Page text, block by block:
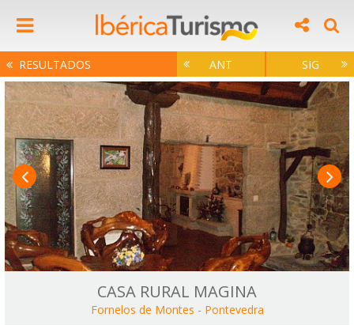
RESULTADOS ANT SIG
CASA RURAL MAGINA
Fornelos de Montes - Pontevedra